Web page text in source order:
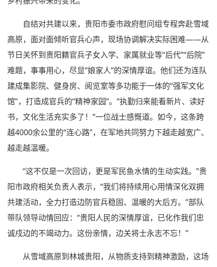
自结对共建以来，贵阳市委市政府慰问组专程奔赴雪域
高原，面对面倾听官兵心声，现场协调解决实际困难——从
节日关怀到贵阳籍官兵子女入学、家属就业等“后代”“后院”
难题，事事用心，尽显“娘家人”的深情厚谊。他们还为连队
建成集影院、健身房、阅览室等多功能于一体的“强军文化
馆”，打造成官兵的“精神家园”。“执勤归来能看新片、读好
书，文化生活充实多了！”一位战士感慨道。如今，这条跨
越4000余公里的“连心路”，在军地共同努力下越走越宽广、
越走越温暖。
“这不仅是一次回访，更是军民鱼水情的生动实践。”贵
阳市政府相关负责人表示，“我们将持续用心用情深化双拥
共建活动，全力打造边防官兵稳固、温暖的大后方。”部队
带队领导动情回应：“贵阳人民的深情厚谊，已化作我们忠
诚戍边的不竭动力。这份亲情，边关将士永志不忘！”
从雪域高原到林城贵阳，从物质支持到精神激励，这场